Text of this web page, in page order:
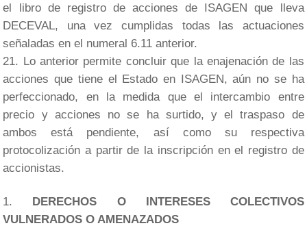
el libro de registro de acciones de ISAGEN que lleva
DECEVAL, una vez cumplidas todas las actuaciones
señaladas en el numeral 6.11 anterior.
Lo anterior permite concluir que la enajenación de las
acciones que tiene el Estado en ISAGEN, aún no se ha
perfeccionado, en la medida que el intercambio entre
precio y acciones no se ha surtido, y el traspaso de
ambos está pendiente, así como su respectiva
protocolización a partir de la inscripción en el registro de
accionistas.
DERECHOS O INTERESES COLECTIVOS
VULNERADOS O AMENAZADOS